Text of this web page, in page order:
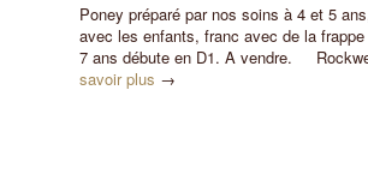
Poney préparé par nos soins à 4 et 5
avec les enfants, franc avec de la
7 ans débute en D1. A vendre.
savoir plus →